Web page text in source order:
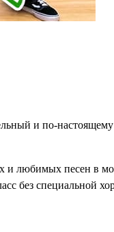
и по-
любимых песен в
без специальной